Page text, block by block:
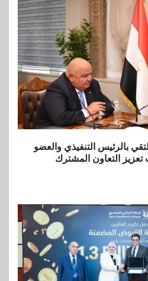
بالرئيس التنفيذي والعضو